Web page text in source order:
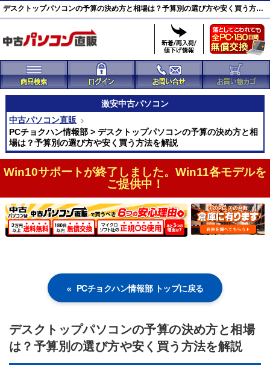
デスクトップパソコンの予算の決め方と相場は？予算別の選び方や安く買う方法を解説
激安中古パソコン
中古パソコン直販
PCチョクハン情報部 > デスクトップパソコンの予算の決め方と相
場は？予算別の選び方や安く買う方法を解説
Win10サポートが終了しました。Win11各モデルを
ご提供中！
PCチョクハン情報部 トップに戻る
デスクトップパソコンの予算の決め方と相場
は？予算別の選び方や安く買う方法を解説